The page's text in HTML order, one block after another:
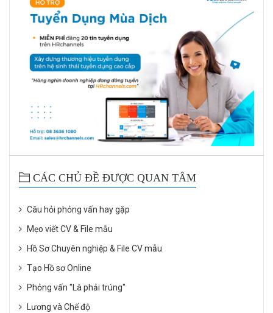
CÁC CHỦ ĐỀ ĐƯỢC QUAN TÂM
Câu hỏi phỏng vấn hay gặp
Mẹo viết CV & File mẫu
Hồ Sơ Chuyên nghiệp & File CV mẫu
Tạo Hồ sơ Online
Phỏng vấn "Là phải trúng"
Lương và Chế độ